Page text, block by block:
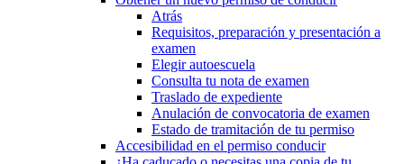
Atrás
Requisitos, preparación y presentación a
examen
Elegir autoescuela
Consulta tu nota de examen
Traslado de expediente
Anulación de convocatoria de examen
Estado de tramitación de tu permiso
Accesibilidad en el permiso conducir